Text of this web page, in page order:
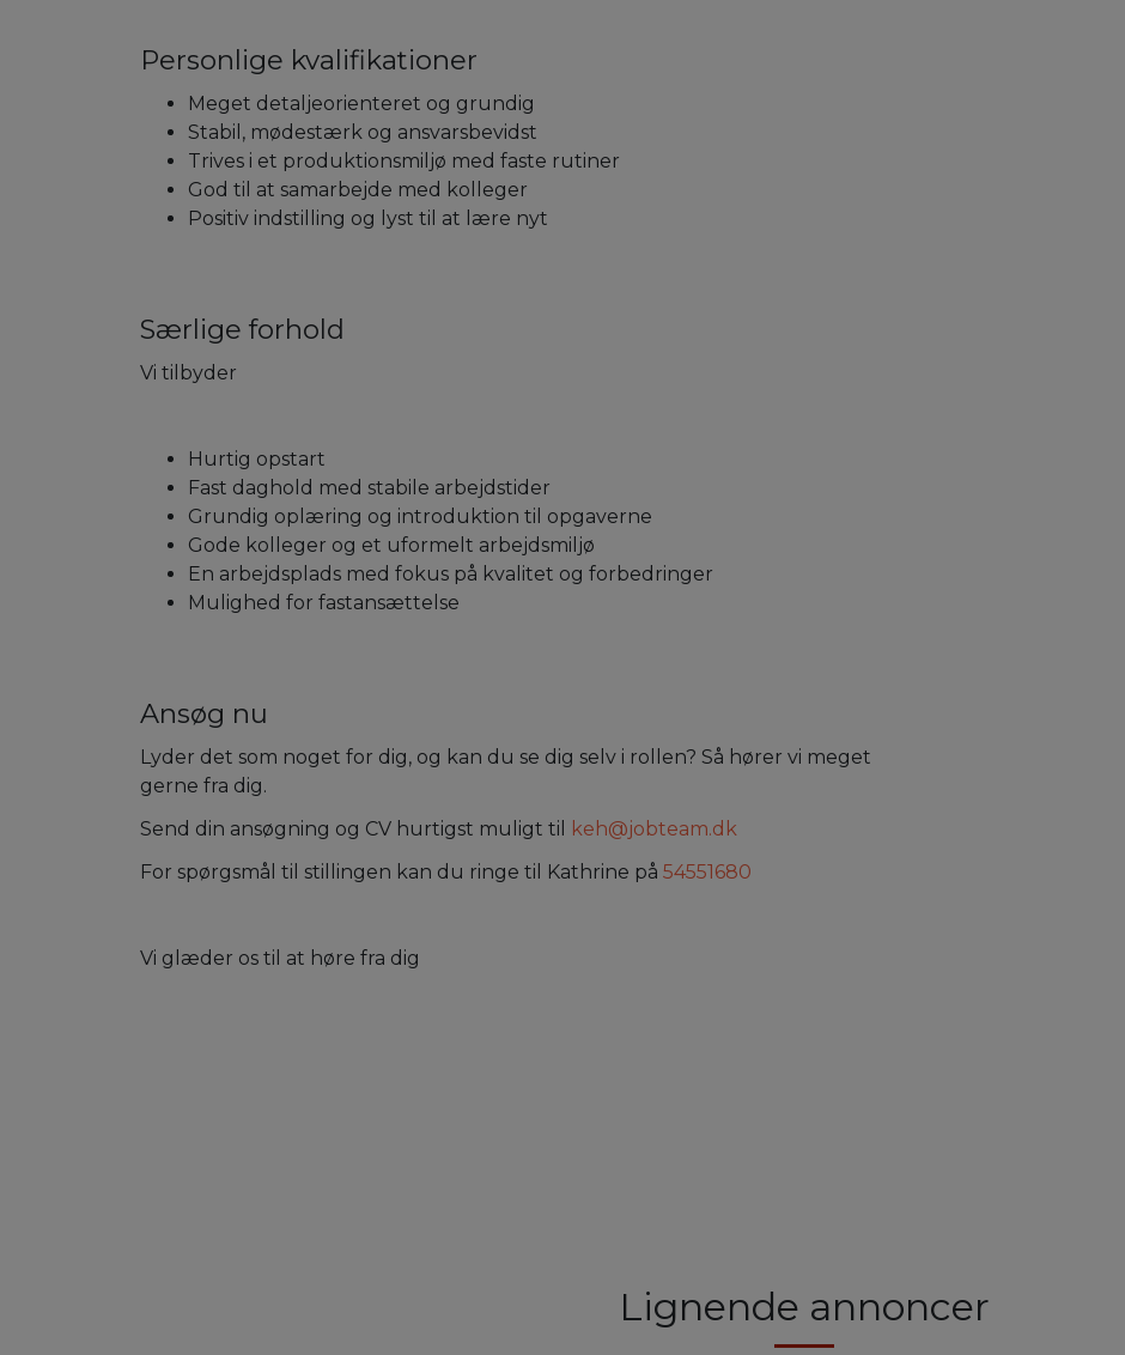
Personlige kvalifikationer
Meget detaljeorienteret og grundig
Stabil, mødestærk og ansvarsbevidst
Trives i et produktionsmiljø med faste rutiner
God til at samarbejde med kolleger
Positiv indstilling og lyst til at lære nyt
Særlige forhold
Vi tilbyder
Hurtig opstart
Fast daghold med stabile arbejdstider
Grundig oplæring og introduktion til opgaverne
Gode kolleger og et uformelt arbejdsmiljø
En arbejdsplads med fokus på kvalitet og forbedringer
Mulighed for fastansættelse
Ansøg nu
Lyder det som noget for dig, og kan du se dig selv i rollen? Så hører vi meget
gerne fra dig.
Send din ansøgning og CV hurtigst muligt til
keh@jobteam.dk
For spørgsmål til stillingen kan du ringe til Kathrine på 54551680
Vi glæder os til at høre fra dig
Lignende annoncer